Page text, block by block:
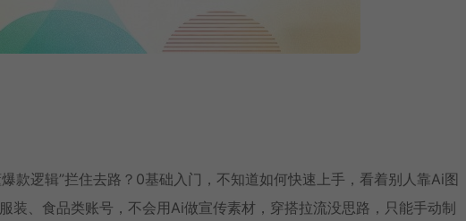
款逻辑”拦住去路？0基础入门，不知道如何快速上手，看着别人靠Ai图
装、食品类账号，不会用Ai做宣传素材，穿搭拉流没思路，只能手动制